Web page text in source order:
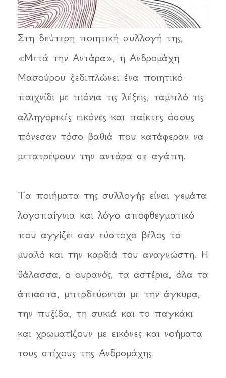
Στη δεύτερη ποιητική συλλογή της,
«Μετά την Αντάρα», η Ανδρομάχη
Μασούρου ξεδιπλώνει ένα ποιητικό
παιχνίδι με πιόνια τις λέξεις, ταμπλό τις
αλληγορικές εικόνες και παίκτες όσους
πόνεσαν τόσο βαθιά που κατάφεραν να
μετατρέψουν την αντάρα σε αγάπη.
Τα ποιήματα της συλλογής είναι γεμάτα
λογοπαίγνια και λόγο αποφθεγματικό
που αγγίζει σαν εύστοχο βέλος το
μυαλό και την καρδιά του αναγνώστη. Η
θάλασσα, ο ουρανός, τα αστέρια, όλα τα
άπιαστα, μπερδεύονται με την άγκυρα,
την πυξίδα, τη συκιά και το παγκάκι
και χρωματίζουν με εικόνες και νοήματα
τους στίχους της Ανδρομάχης.